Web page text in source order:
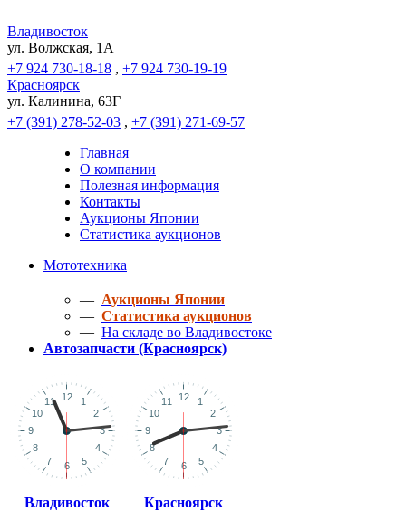
Владивосток
ул. Волжская, 1A
+7 924 730-18-18 , +7 924 730-19-19
Красноярск
ул. Калинина, 63Г
+7 (391) 278-52-03 , +7 (391) 271-69-57
Главная
О компании
Полезная информация
Контакты
Аукционы Японии
Статистика аукционов
Мототехника
— Аукционы Японии
— Статистика аукционов
— На складе во Владивостоке
Автозапчасти (Красноярск)
Владивосток Красноярск